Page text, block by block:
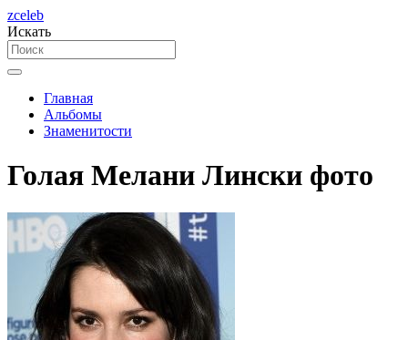
zceleb
Искать
Главная
Альбомы
Знаменитости
Голая Мелани Лински фото